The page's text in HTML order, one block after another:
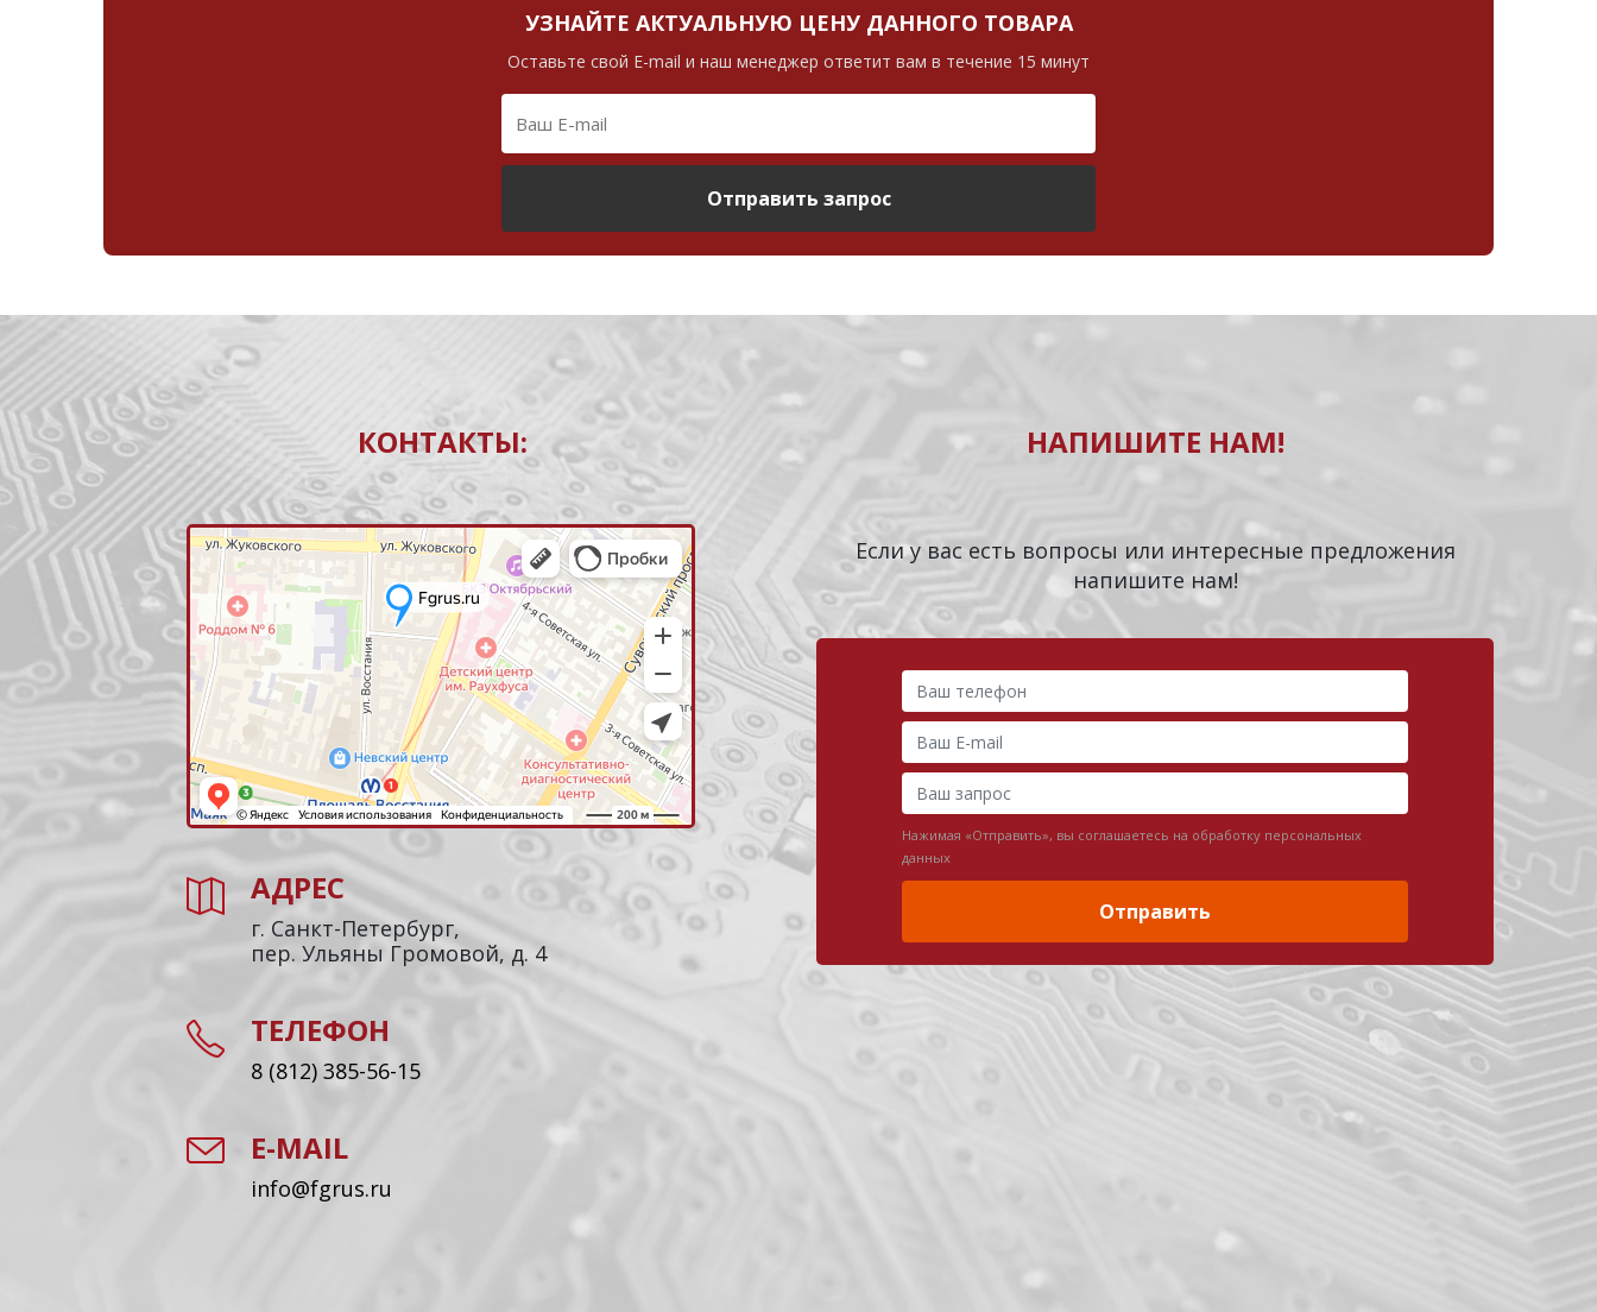
УЗНАЙТЕ АКТУАЛЬНУЮ ЦЕНУ ДАННОГО ТОВАРА
Оставьте свой E-mail и наш менеджер ответит вам в течение 15 минут
Отправить запрос
КОНТАКТЫ:
АДРЕС
г. Санкт-Петербург,
пер. Ульяны Громовой, д. 4
ТЕЛЕФОН
8 (812) 385-56-15
E-MAIL
info@fgrus.ru
НАПИШИТЕ НАМ!
Если у вас есть вопросы или интересные предложения
напишите нам!
Нажимая «Отправить», вы соглашаетесь на обработку персональных
данных
Отправить